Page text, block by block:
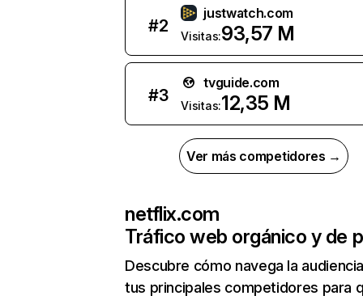
#2
justwatch.com
Visitas:93,57 M
#3
tvguide.com
Visitas:12,35 M
Ver más competidores →
netflix.com
Tráfico web orgánico y de
Descubre cómo navega la
tus principales competidores para